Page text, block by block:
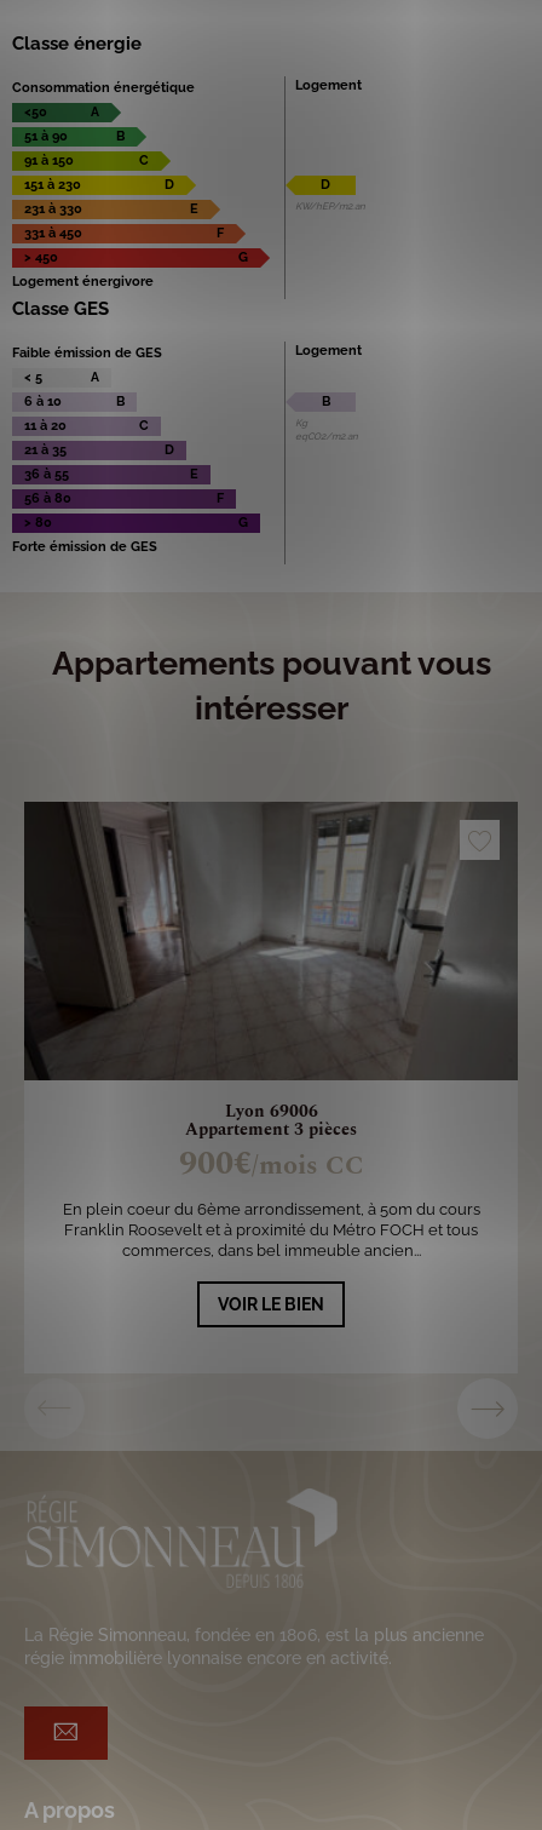
Classe énergie
Consommation énergétique
<50
A
51 à 90
B
91 à 150
C
151 à 230
D
231 à 330
E
331 à 450
F
> 450
G
Logement énergivore
Logement
D
KW/hEP/m2.an
Classe GES
Faible émission de GES
< 5
A
6 à 10
B
11 à 20
C
21 à 35
D
36 à 55
E
56 à 80
F
> 80
G
Forte émission de GES
Logement
B
Kg
eqCO2/m2.an
Appartements pouvant vous
intéresser
Lyon 69006
Appartement 3 pièces
900€/mois CC
En plein coeur du 6ème arrondissement, à 50m du cours
Franklin Roosevelt et à proximité du Métro FOCH et tous
commerces, dans bel immeuble ancien...
VOIR LE BIEN
La Régie Simonneau, fondée en 1806, est la plus ancienne
régie immobilière lyonnaise encore en activité.
A propos